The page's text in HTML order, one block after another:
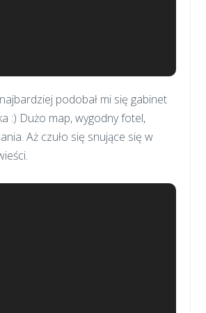
podobał mi się gabinet
:) Dużo map, wygodny fotel,
Aż czuło się snujące się w